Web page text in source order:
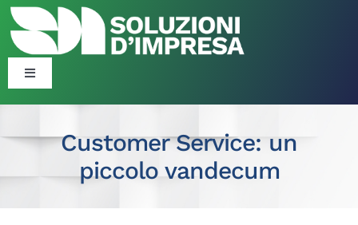
Salta
contenuto
Toggle
Customer Service: un
piccolo vandecum